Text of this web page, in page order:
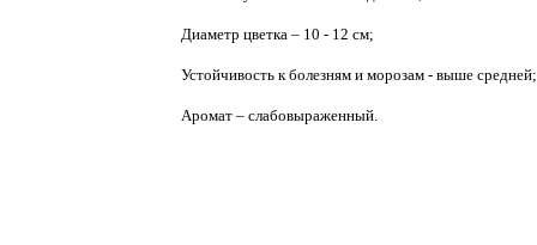
Диаметр цветка – 10 - 12 см;
Устойчивость к болезням и морозам - выше средней;
Аромат – слабовыраженный.